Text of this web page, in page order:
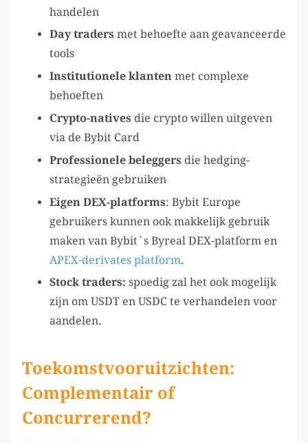
handelen
Day traders met behoefte aan geavanceerde
tools
Institutionele klanten met complexe
behoeften
Crypto-natives die crypto willen uitgeven
via de Bybit Card
Professionele beleggers die hedging-
strategieën gebruiken
Eigen DEX-platforms: Bybit Europe
gebruikers kunnen ook makkelijk gebruik
maken van Bybit´s Byreal DEX-platform en
APEX-derivates platform.
Stock traders: spoedig zal het ook mogelijk
zijn om USDT en USDC te verhandelen voor
aandelen.
Toekomstvooruitzichten:
Complementair of
Concurrerend?